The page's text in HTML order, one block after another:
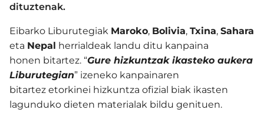
dituztenak.
Eibarko Liburutegiak Maroko, Bolivia, Txina, Sahara
eta Nepal herrialdeak landu ditu kanpaina
honen bitartez. “Gure hizkuntzak ikasteko aukera
Liburutegian” izeneko kanpainaren
bitartez etorkinei hizkuntza ofizial biak ikasten
lagunduko dieten materialak bildu genituen.